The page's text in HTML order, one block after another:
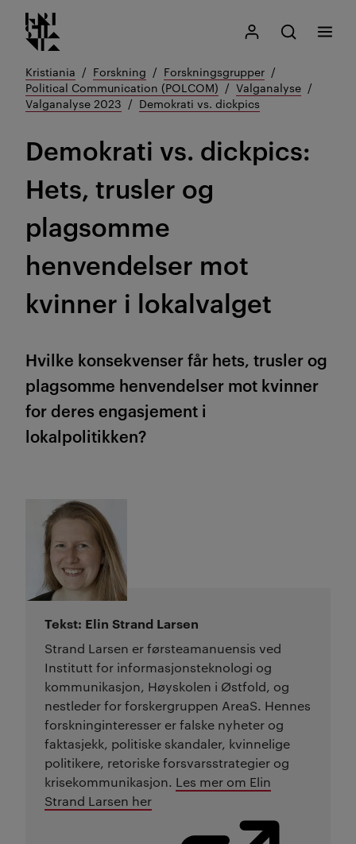
Gå
til
innhold
Kristiania logo
Mitt Kristiania
Åpne søk
Søk
Meny
Kristiania Forskning
Forskningsgrupper
Political Communication (POLCOM)
Valganalyse
Valganalyse 2023
Demokrati vs. dickpics
Demokrati vs. dickpics:
Hets, trusler og
plagsomme
henvendelser mot
kvinner i lokalvalget
Hvilke konsekvenser får hets, trusler og
plagsomme henvendelser mot kvinner
for deres engasjement i
lokalpolitikken?
Tekst: Elin Strand Larsen
Strand Larsen er førsteamanuensis ved
Institutt for informasjonsteknologi og
kommunikasjon, Høyskolen i Østfold, og
nestleder for forskergruppen AreaS. Hennes
forskninginteresser er falske nyheter og
faktasjekk, politiske skandaler, kvinnelige
politikere, retoriske forsvarsstrategier og
krisekommunikasjon. Les mer om Elin
Strand Larsen her